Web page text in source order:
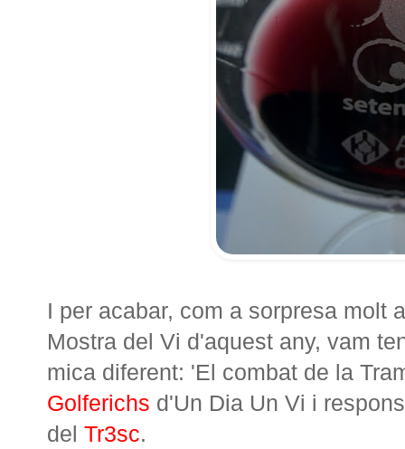
I per acabar, com a sorpresa molt
Mostra del Vi d'aquest any, vam
mica diferent: 'El combat de la
Golferichs d'Un Dia Un Vi i
del Tr3sc.